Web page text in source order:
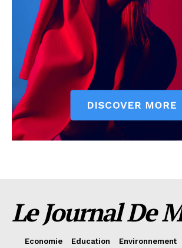
Le Journal De
Economie Education Environnement